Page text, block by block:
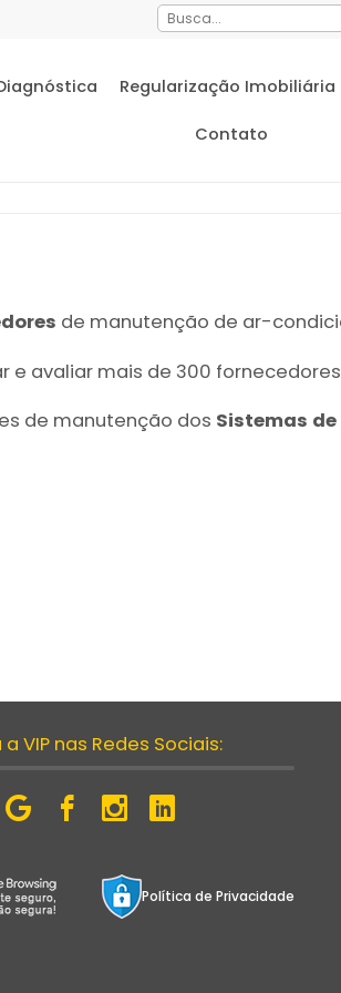
Regularização Imobiliária
Contato
de manutenção de ar-
e avaliar mais de 300 fornecedores
de manutenção dos Sistemas de
a VIP nas Redes Sociais:
Política de Privacidade